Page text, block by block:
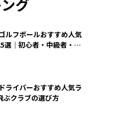
グ
ルフボールおすすめ人気
選｜初心者・中級者・上
ライバーおすすめ人気ラ
ぶクラブの選び方